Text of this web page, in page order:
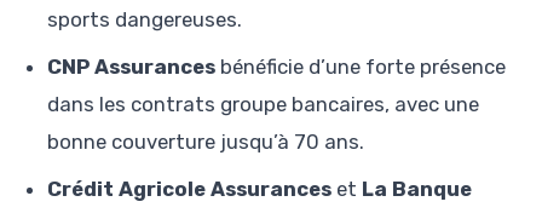
sports dangereuses.
CNP Assurances bénéficie d’une forte présence
dans les contrats groupe bancaires, avec une
bonne couverture jusqu’à 70 ans.
Crédit Agricole Assurances et La Banque